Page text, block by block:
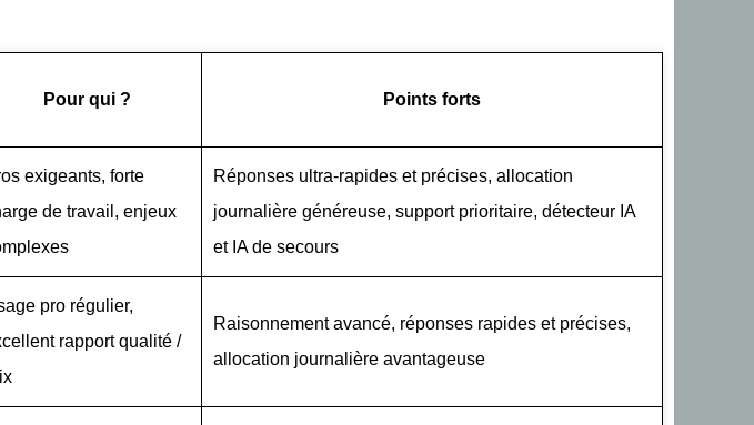
Pour qui ? Points forts
exigeants, forte
de travail, enjeux
Réponses ultra‑rapides et précises, allocation
journalière généreuse, support prioritaire, détecteur IA
et IA de secours
pro régulier,
rapport qualité /
Raisonnement avancé, réponses rapides et précises,
allocation journalière avantageuse